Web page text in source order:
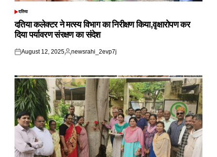
POSTED
दतिया
दतिया कलेक्टर ने मत्स्य विभाग का निरीक्षण किया,वृक्षारोपण कर
दिया पर्यावरण संरक्षण का संदेश
Posted
August 12, 2025
Posted
newsrahi_2evp7j